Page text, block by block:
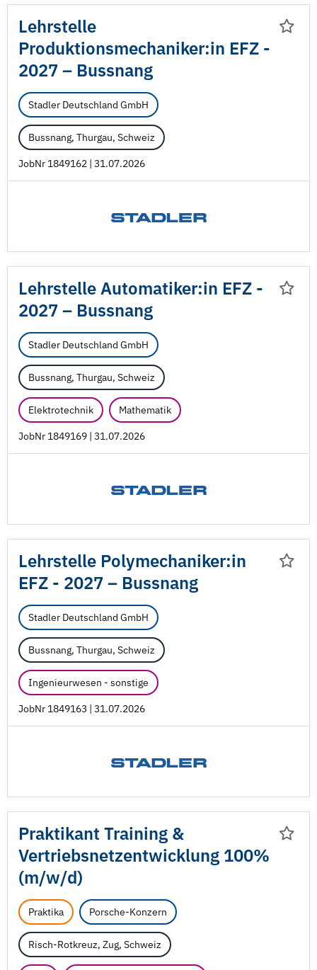
Lehrstelle
Produktionsmechaniker:in EFZ -
2027 – Bussnang
Stadler Deutschland GmbH
Bussnang, Thurgau, Schweiz
JobNr 1849162 | 31.07.2026
Lehrstelle Automatiker:in EFZ -
2027 – Bussnang
Stadler Deutschland GmbH
Bussnang, Thurgau, Schweiz
Elektrotechnik Mathematik
JobNr 1849169 | 31.07.2026
Lehrstelle Polymechaniker:in
EFZ - 2027 – Bussnang
Stadler Deutschland GmbH
Bussnang, Thurgau, Schweiz
Ingenieurwesen - sonstige
JobNr 1849163 | 31.07.2026
Praktikant Training &
Vertriebsnetzentwicklung 100%
(m/w/d)
Praktika Porsche-Konzern
Risch-Rotkreuz, Zug, Schweiz